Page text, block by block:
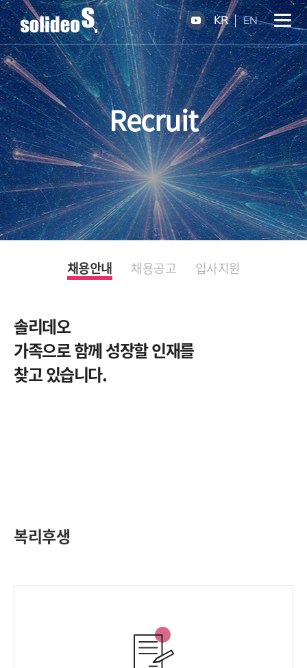
KR EN
Recruit
채용안내 채용공고 입사지원
솔리데오
가족으로 함께 성장할 인재를
찾고 있습니다.
복리후생